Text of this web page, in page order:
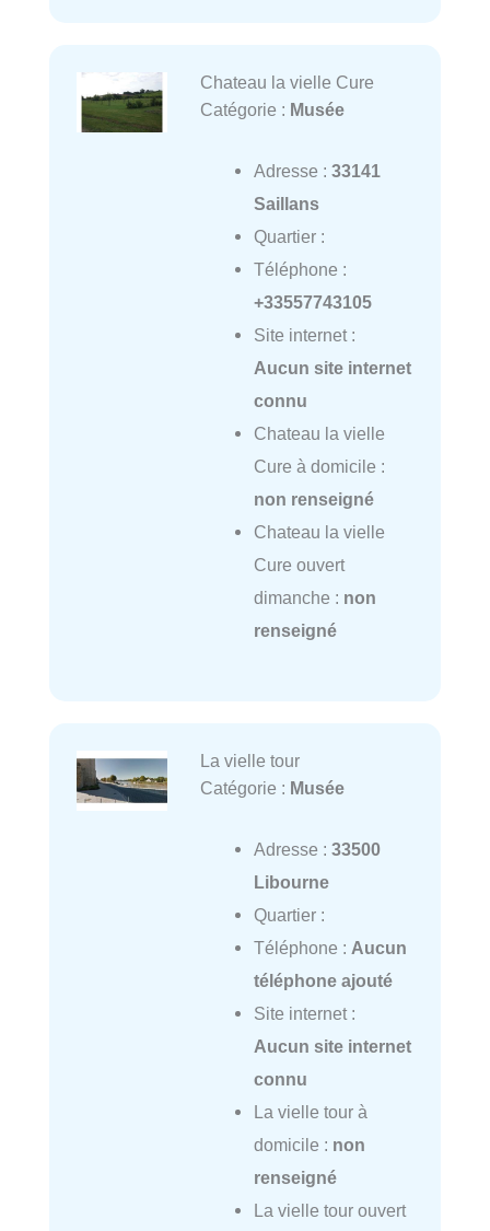
Chateau la vielle Cure
Catégorie : Musée
Adresse : 33141
Saillans
Quartier :
Téléphone :
+33557743105
Site internet :
Aucun site internet
connu
Chateau la vielle
Cure à domicile :
non renseigné
Chateau la vielle
Cure ouvert
dimanche : non
renseigné
La vielle tour
Catégorie : Musée
Adresse : 33500
Libourne
Quartier :
Téléphone : Aucun
téléphone ajouté
Site internet :
Aucun site internet
connu
La vielle tour à
domicile : non
renseigné
La vielle tour ouvert